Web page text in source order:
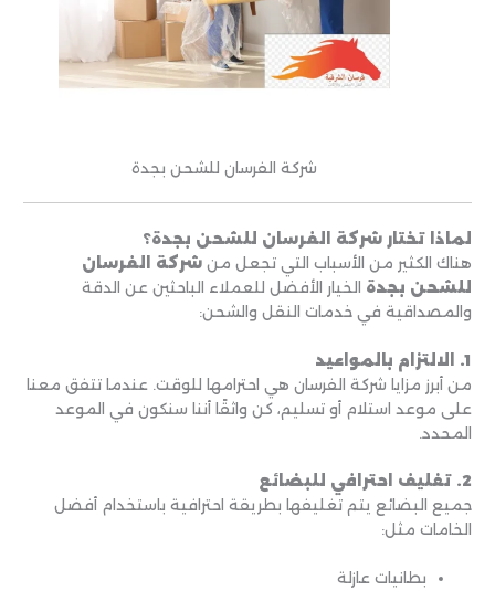
شركة الفرسان للشحن بجدة
لماذا تختار شركة الفرسان للشحن بجدة؟
هناك الكثير من الأسباب التي تجعل منشركة الفرسان
للشحن بجدة الخيار الأفضل للعملاء الباحثين عن الدقة
والمصداقية في خدمات النقل والشحن:
1. الالتزام بالمواعيد
من أبرز مزايا شركة الفرسان هي احترامها للوقت. عندما تتفق معنا
على موعد استلام أو تسليم، كن واثقًا أننا سنكون في الموعد
المحدد.
2. تغليف احترافي للبضائع
جميع البضائع يتم تغليفها بطريقة احترافية باستخدام أفضل
الخامات مثل:
بطانيات عازلة